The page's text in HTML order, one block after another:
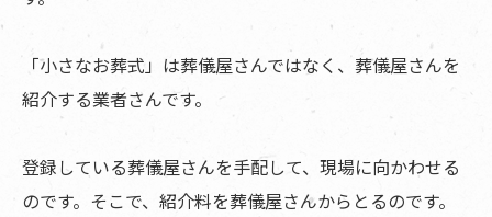
「小さなお葬式」は葬儀屋さんではなく、葬儀屋さんを
紹介する業者さんです。
登録している葬儀屋さんを手配して、現場に向かわせる
のです。そこで、紹介料を葬儀屋さんからとるのです。